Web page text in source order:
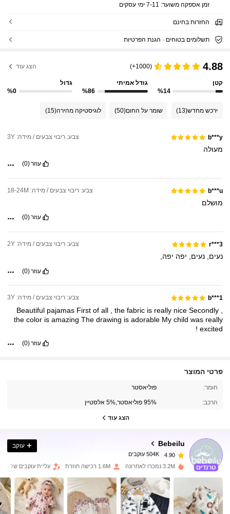
זמן אספקה ​​משוער: 7-11 ימי עסקים
החזרות בחינם
תשלומים בטוחים · הגנת הפרטיות
4.88
(1000+) הצג עוד
קטן
%14
גודל אמיתי
%86
גדול
%0
ירכש מחדש(13) שומר על החום(50) לוגיסטיקה מהירה(15)
b***y צבע: ריבוי צבעים / מידה: 3Y
מעולה
עוזר(0)
b***u צבע: ריבוי צבעים / מידה: 18-24M
מושלם
עוזר(0)
r***3 צבע: ריבוי צבעים / מידה: 2Y
נעים,נעים, יפה יפה,
עוזר(0)
b***1 צבע: ריבוי צבעים / מידה: 3Y
Beautiful pajamas First of all the fabric is really nice Secondly
the color is amazing The drawing is adorable My child was really
excited
!
עוזר(0)
פרטי המוצר
חומר: פוליאסטר
הרכב: 95% פוליאסטר,5% אלסטיין
הצג עוד
Bebeilu
504K עוקבים
a***4 שילםלפני יום אחד
4.90 504K עוקבים
504K עוקבים
עוקב
3.2M נמכרו לאחרונה 1.6M רכישה חוזרת עליית עוקבים של 17%